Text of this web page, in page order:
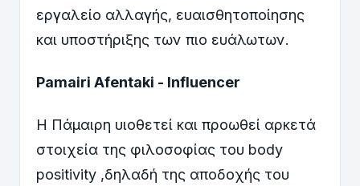
εργαλείο αλλαγής, ευαισθητοποίησης
και υποστήριξης των πιο ευάλωτων.
Pamairi Afentaki - Influencer
Η Πάμαιρη υιοθετεί και προωθεί αρκετά
στοιχεία της φιλοσοφίας του body
positivity ,δηλαδή της αποδοχής του